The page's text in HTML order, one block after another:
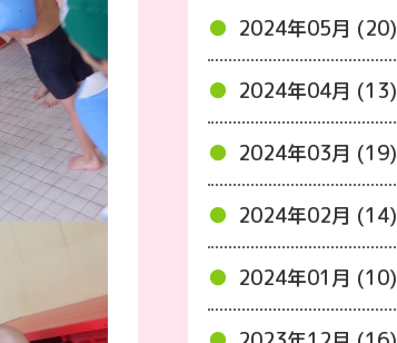
2024年05月 (20)
2024年04月 (13)
2024年03月 (19)
2024年02月 (14)
2024年01月 (10)